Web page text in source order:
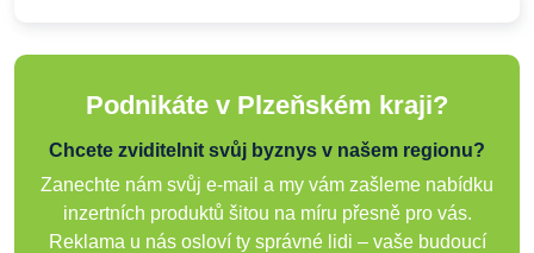
Podnikáte v Plzeňském kraji?
Chcete zviditelnit svůj byznys v našem regionu?
Zanechte nám svůj e-mail a my vám zašleme nabídku
inzertních produktů šitou na míru přesně pro vás.
Reklama u nás osloví ty správné lidi – vaše budoucí